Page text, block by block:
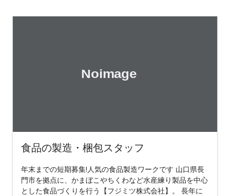
食品の製造・梱包スタッフ
年末までの短期募集!人気の食品製造ワークです 山口県長
門市を拠点に、かまぼこやちくわなど水産練り製品を中心
とした食品づくりを行う【フジミツ株式会社】。 長年に